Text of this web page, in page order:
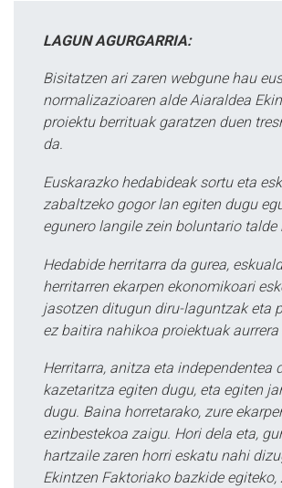
LAGUN AGURGARRIA:
Bisitatzen ari zaren webgune hau
normalizazioaren alde Aiaraldea
proiektu berrituak garatzen duen
da.
Euskarazko hedabideak sortu eta
zabaltzeko gogor lan egiten dugu
egunero langile zein boluntario talde
Hedabide herritarra da gurea,
herritarren ekarpen ekonomikoari
jasotzen ditugun diru-laguntzak eta
ez baitira nahikoa proiektuak aurrera
Herritarra, anitza eta independentea
kazetaritza egiten dugu, eta egiten
dugu. Baina horretarako, zure
ezinbestekoa zaigu. Hori dela eta,
hartzaile zaren horri eskatu nahi
Ekintzen Faktoriako bazkide egiteko,